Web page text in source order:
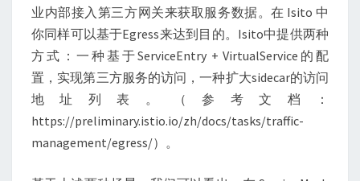
业内部接入第三方网关来获取服务数据。在 Isito 中
你同样可以基于Egress来达到目的。Isito中提供两种
方式：一种基于ServiceEntry + VirtualService的配
置，实现第三方服务的访问，一种扩大sidecar的访问
地址列表。（参考文档：
https://preliminary.istio.io/zh/docs/tasks/traffic-
management/egress/）。